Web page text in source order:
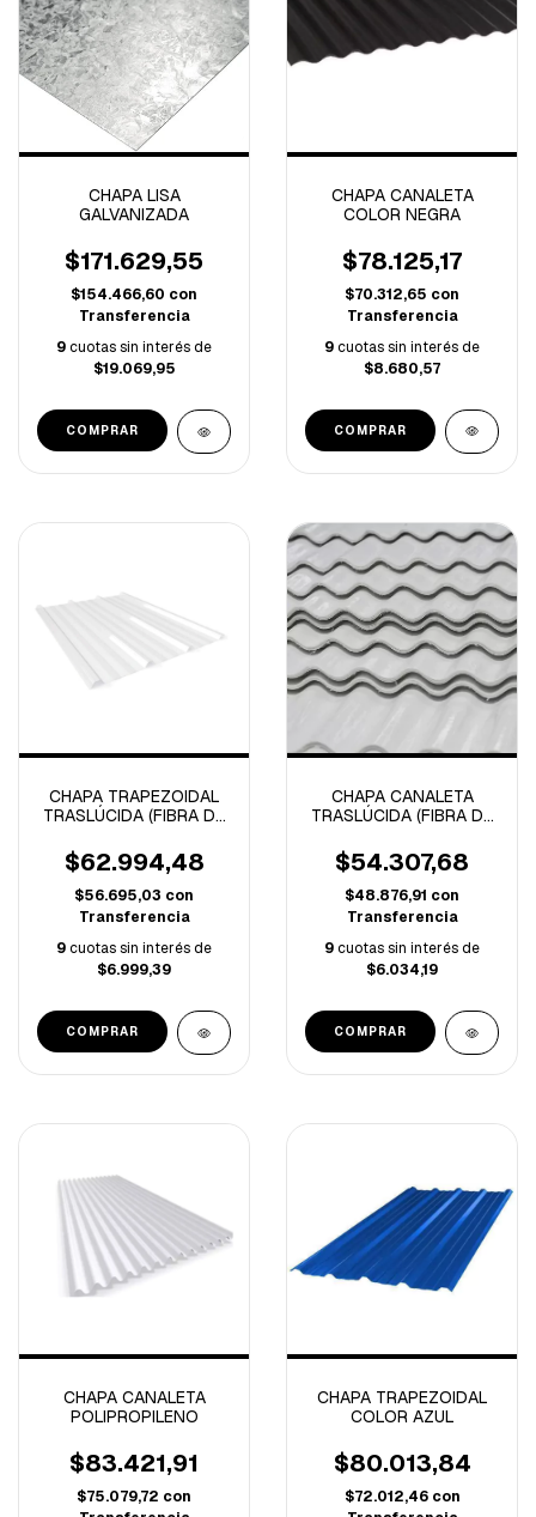
CHAPA LISA
GALVANIZADA
$171.629,55
$154.466,60 con
Transferencia
9cuotas sin interés de
$19.069,95
COMPRAR
CHAPA CANALETA
COLOR NEGRA
$78.125,17
$70.312,65 con
Transferencia
9cuotas sin interés de
$8.680,57
COMPRAR
CHAPA TRAPEZOIDAL
TRASLÚCIDA (FIBRA DE
$62.994,48
$56.695,03 con
Transferencia
9cuotas sin interés de
$6.999,39
COMPRAR
CHAPA CANALETA
TRASLÚCIDA (FIBRA DE
$54.307,68
$48.876,91 con
Transferencia
9cuotas sin interés de
$6.034,19
COMPRAR
CHAPA CANALETA
POLIPROPILENO
$83.421,91
$75.079,72 con
CHAPA TRAPEZOIDAL
COLOR AZUL
$80.013,84
$72.012,46 con